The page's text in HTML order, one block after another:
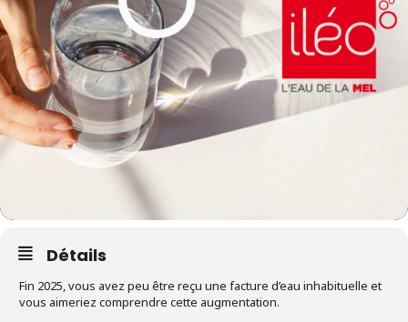
Détails
Fin 2025, vous avez peu être reçu une facture d’eau inhabituelle et
vous aimeriez comprendre cette augmentation.